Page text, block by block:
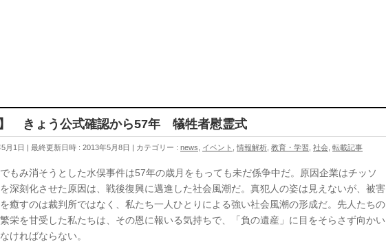
】 きょう公式確認から57年 犠牲者慰霊式
月1日 最終更新日時 : 2013年5月8日 カテゴリー : news イベント 情報解析 教育・学習 社会 転載記事
もみ消そうとした水俣事件は57年の歳月をもっても未だ係争中だ。原因企業はチッソ
深刻化させた原因は、戦後復興に邁進した社会風潮だ。真犯人の姿は見えないが、被害
癒すのは裁判所ではなく、私たち一人ひとりによる強い社会風潮の形成だ。先人たちの
栄を甘受した私たちは、その恩に報いる気持ちで、「負の遺産」に目をそらさず向かい
ければならない。